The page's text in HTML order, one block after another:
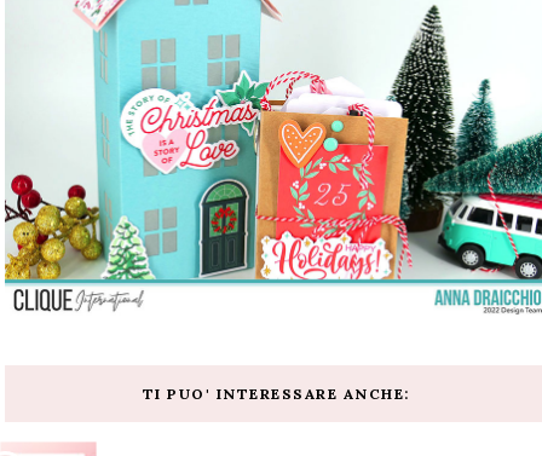
TI PUO' INTERESSARE ANCHE: